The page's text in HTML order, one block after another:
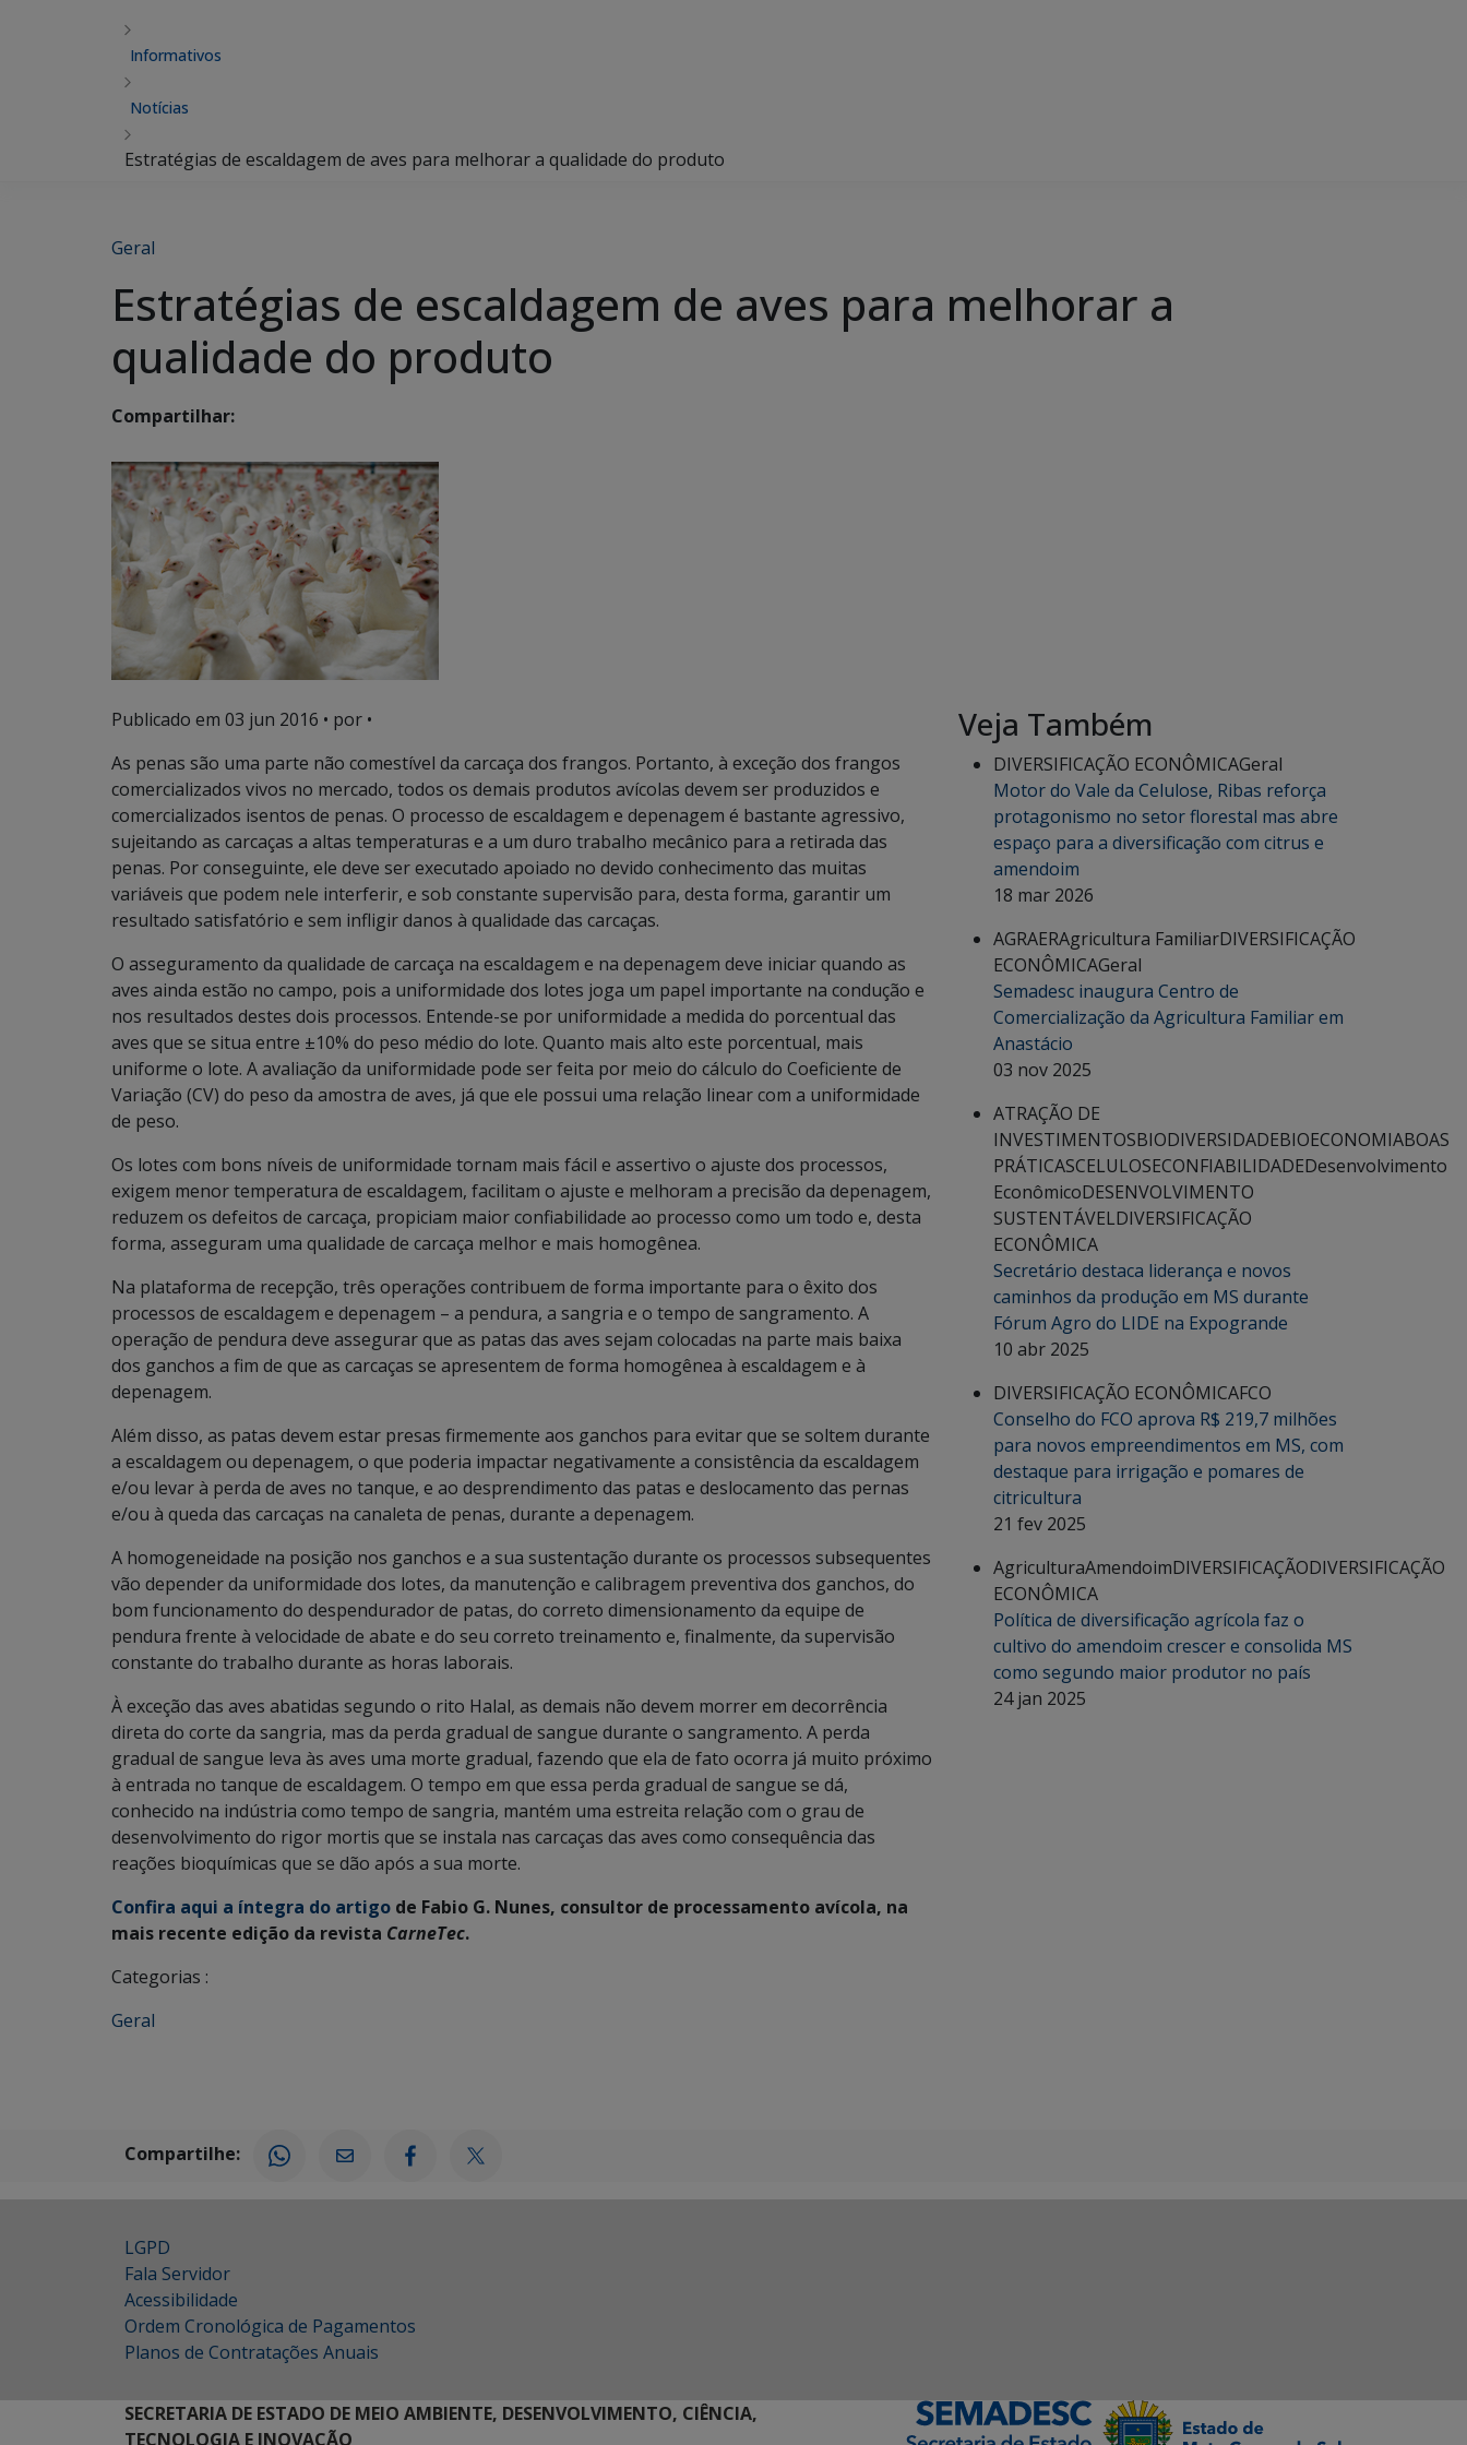
Informativos
Notícias
Estratégias de escaldagem de aves para melhorar a qualidade do produto
Geral
Estratégias de escaldagem de aves para melhorar a
qualidade do produto
Compartilhar:
Publicado em 03 jun 2016 • por •
As penas são uma parte não comestível da carcaça dos frangos. Portanto, à exceção dos frangos
comercializados vivos no mercado, todos os demais produtos avícolas devem ser produzidos e
comercializados isentos de penas. O processo de escaldagem e depenagem é bastante agressivo,
sujeitando as carcaças a altas temperaturas e a um duro trabalho mecânico para a retirada das
penas. Por conseguinte, ele deve ser executado apoiado no devido conhecimento das muitas
variáveis que podem nele interferir, e sob constante supervisão para, desta forma, garantir um
resultado satisfatório e sem infligir danos à qualidade das carcaças.
O asseguramento da qualidade de carcaça na escaldagem e na depenagem deve iniciar quando as
aves ainda estão no campo, pois a uniformidade dos lotes joga um papel importante na condução e
nos resultados destes dois processos. Entende-se por uniformidade a medida do porcentual das
aves que se situa entre ±10% do peso médio do lote. Quanto mais alto este porcentual, mais
uniforme o lote. A avaliação da uniformidade pode ser feita por meio do cálculo do Coeficiente de
Variação (CV) do peso da amostra de aves, já que ele possui uma relação linear com a uniformidade
de peso.
Os lotes com bons níveis de uniformidade tornam mais fácil e assertivo o ajuste dos processos,
exigem menor temperatura de escaldagem, facilitam o ajuste e melhoram a precisão da depenagem,
reduzem os defeitos de carcaça, propiciam maior confiabilidade ao processo como um todo e, desta
forma, asseguram uma qualidade de carcaça melhor e mais homogênea.
Na plataforma de recepção, três operações contribuem de forma importante para o êxito dos
processos de escaldagem e depenagem – a pendura, a sangria e o tempo de sangramento. A
operação de pendura deve assegurar que as patas das aves sejam colocadas na parte mais baixa
dos ganchos a fim de que as carcaças se apresentem de forma homogênea à escaldagem e à
depenagem.
Além disso, as patas devem estar presas firmemente aos ganchos para evitar que se soltem durante
a escaldagem ou depenagem, o que poderia impactar negativamente a consistência da escaldagem
e/ou levar à perda de aves no tanque, e ao desprendimento das patas e deslocamento das pernas
e/ou à queda das carcaças na canaleta de penas, durante a depenagem.
A homogeneidade na posição nos ganchos e a sua sustentação durante os processos subsequentes
vão depender da uniformidade dos lotes, da manutenção e calibragem preventiva dos ganchos, do
bom funcionamento do despendurador de patas, do correto dimensionamento da equipe de
pendura frente à velocidade de abate e do seu correto treinamento e, finalmente, da supervisão
constante do trabalho durante as horas laborais.
À exceção das aves abatidas segundo o rito Halal, as demais não devem morrer em decorrência
direta do corte da sangria, mas da perda gradual de sangue durante o sangramento. A perda
gradual de sangue leva às aves uma morte gradual, fazendo que ela de fato ocorra já muito próximo
à entrada no tanque de escaldagem. O tempo em que essa perda gradual de sangue se dá,
conhecido na indústria como tempo de sangria, mantém uma estreita relação com o grau de
desenvolvimento do rigor mortis que se instala nas carcaças das aves como consequência das
reações bioquímicas que se dão após a sua morte.
Confira aqui a íntegra do artigo de Fabio G. Nunes, consultor de processamento avícola, na
mais recente edição da revista CarneTec.
Categorias :
Geral
Veja Também
DIVERSIFICAÇÃO ECONÔMICAGeral
Motor do Vale da Celulose, Ribas reforça
protagonismo no setor florestal mas abre
espaço para a diversificação com citrus e
amendoim
18 mar 2026
AGRAERAgricultura FamiliarDIVERSIFICAÇÃO
ECONÔMICAGeral
Semadesc inaugura Centro de
Comercialização da Agricultura Familiar em
Anastácio
03 nov 2025
ATRAÇÃO DE
INVESTIMENTOSBIODIVERSIDADEBIOECONOMIABOAS
PRÁTICASCELULOSECONFIABILIDADEDesenvolvimento
EconômicoDESENVOLVIMENTO
SUSTENTÁVELDIVERSIFICAÇÃO
ECONÔMICA
Secretário destaca liderança e novos
caminhos da produção em MS durante
Fórum Agro do LIDE na Expogrande
10 abr 2025
DIVERSIFICAÇÃO ECONÔMICAFCO
Conselho do FCO aprova R$ 219,7 milhões
para novos empreendimentos em MS, com
destaque para irrigação e pomares de
citricultura
21 fev 2025
AgriculturaAmendoimDIVERSIFICAÇÃODIVERSIFICAÇÃO
ECONÔMICA
Política de diversificação agrícola faz o
cultivo do amendoim crescer e consolida MS
como segundo maior produtor no país
24 jan 2025
Compartilhe:
LGPD
Fala Servidor
Acessibilidade
Ordem Cronológica de Pagamentos
Planos de Contratações Anuais
SECRETARIA DE ESTADO DE MEIO AMBIENTE, DESENVOLVIMENTO, CIÊNCIA,
TECNOLOGIA E INOVAÇÃO